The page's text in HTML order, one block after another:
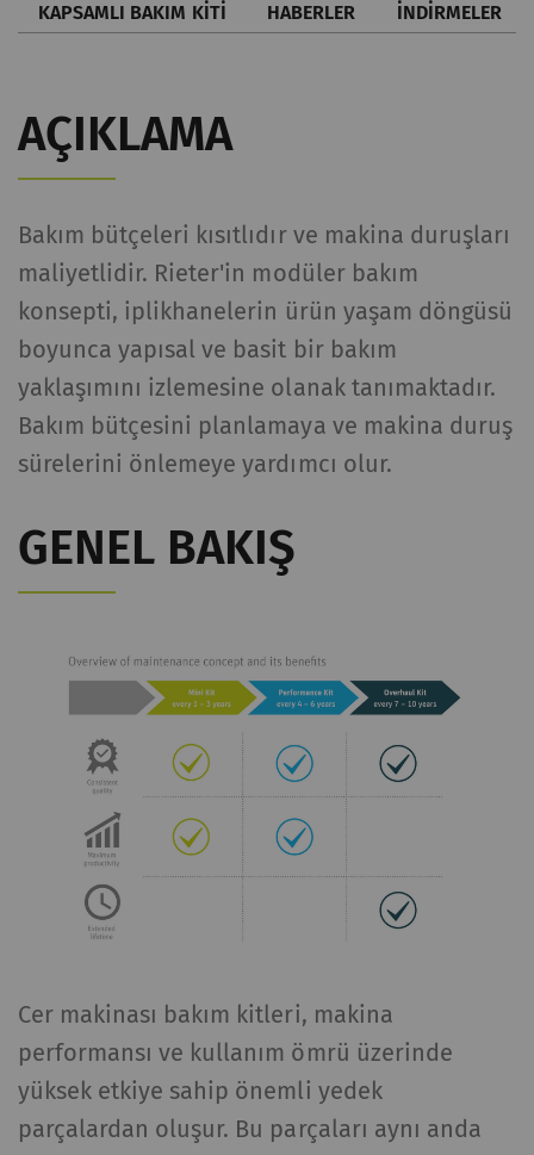
KAPSAMLI BAKIM KITI
HABERLER İNDİRMELER
AÇIKLAMA
Bakım bütçeleri kısıtlıdır ve makina duruşları
maliyetlidir. Rieter'in modüler bakım
konsepti, iplikhanelerin ürün yaşam döngüsü
boyunca yapısal ve basit bir bakım
yaklaşımını izlemesine olanak tanımaktadır.
Bakım bütçesini planlamaya ve makina duruş
sürelerini önlemeye yardımcı olur.
GENEL BAKIŞ
Cer makinası bakım kitleri, makina
performansı ve kullanım ömrü üzerinde
yüksek etkiye sahip önemli yedek
parçalardan oluşur. Bu parçaları aynı anda